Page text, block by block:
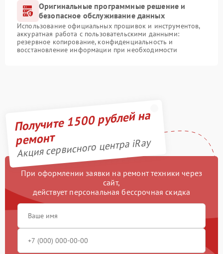
Оригинальные программные решение и
безопасное обслуживание данных
Использование официальных прошивок и инструментов,
аккуратная работа с пользовательскими данными:
резервное копирование, конфиденциальность и
восстановление информации при необходимости
Получите 1500 рублей на
ремонт
Акция сервисного центра iRay
При оформлении заявки на ремонт техники через
сайт,
действует персональная бессрочная скидка